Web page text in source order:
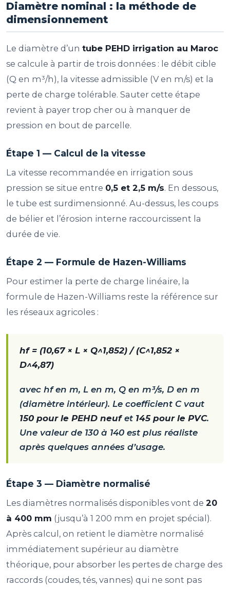
Diamètre nominal : la méthode de
dimensionnement
Le diamètre d’un tube PEHD irrigation au Maroc
se calcule à partir de trois données : le débit cible
(Q en m³/h), la vitesse admissible (V en m/s) et la
perte de charge tolérable. Sauter cette étape
revient à payer trop cher ou à manquer de
pression en bout de parcelle.
Étape 1 — Calcul de la vitesse
La vitesse recommandée en irrigation sous
pression se situe entre 0,5 et 2,5 m/s. En dessous,
le tube est surdimensionné. Au-dessus, les coups
de bélier et l’érosion interne raccourcissent la
durée de vie.
Étape 2 — Formule de Hazen-Williams
Pour estimer la perte de charge linéaire, la
formule de Hazen-Williams reste la référence sur
les réseaux agricoles :
hf = (10,67 × L × Q^1,852) / (C^1,852 ×
D^4,87)
avec hf en m, L en m, Q en m³/s, D en m
(diamètre intérieur). Le coefficient C vaut
150 pour le PEHD neufet 145 pour le PVC.
Une valeur de 130 à 140 est plus réaliste
après quelques années d’usage.
Étape 3 — Diamètre normalisé
Les diamètres normalisés disponibles vont de 20
à 400 mm (jusqu’à 1 200 mm en projet spécial).
Après calcul, on retient le diamètre normalisé
immédiatement supérieur au diamètre
théorique, pour absorber les pertes de charge des
raccords (coudes, tés, vannes) qui ne sont pas